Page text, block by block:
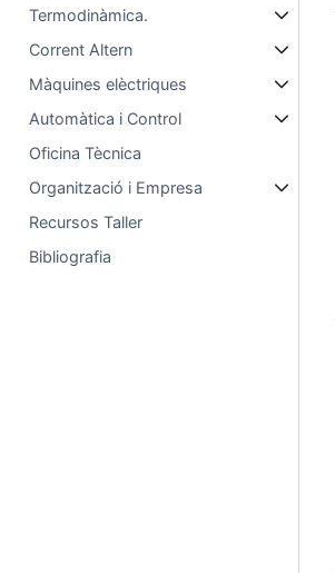
Termodinàmica.
Corrent Altern
Màquines elèctriques
Automàtica i Control
Oficina Tècnica
Organització i Empresa
Recursos Taller
Bibliografia